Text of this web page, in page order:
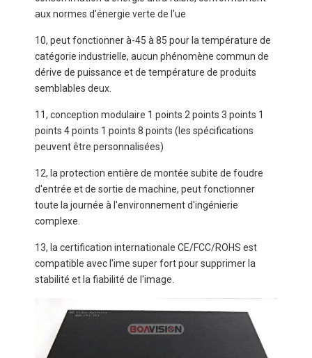
aux normes d'énergie verte de l'ue
10, peut fonctionner à-45 à 85 pour la température de
catégorie industrielle, aucun phénomène commun de
dérive de puissance et de température de produits
semblables deux.
11, conception modulaire 1 points 2 points 3 points 1
points 4 points 1 points 8 points (les spécifications
peuvent être personnalisées)
12, la protection entière de montée subite de foudre
d'entrée et de sortie de machine, peut fonctionner
toute la journée à l'environnement d'ingénierie
complexe.
13, la certification internationale CE/FCC/ROHS est
compatible avec l'ime super fort pour supprimer la
stabilité et la fiabilité de l'image.